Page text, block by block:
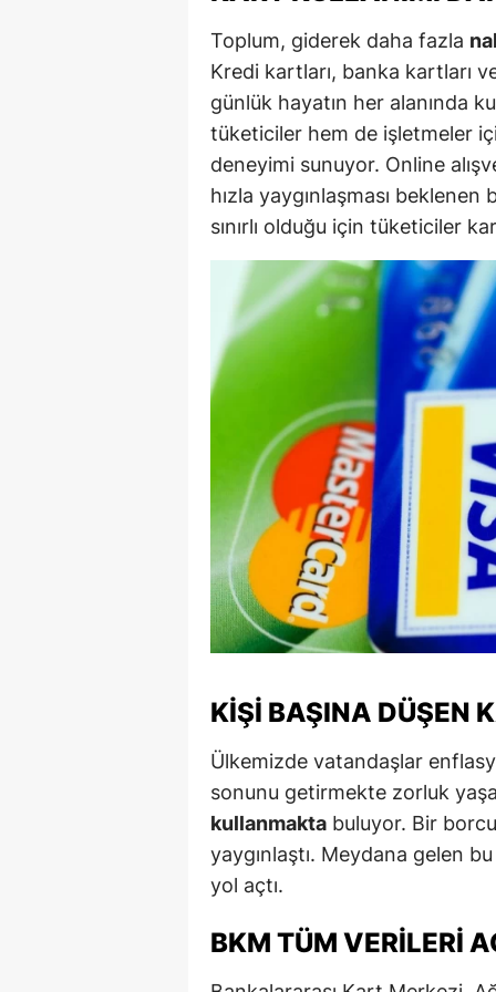
Toplum, giderek daha fazla
Kredi kartları, banka kartları
günlük hayatın her alanında
tüketiciler hem de işletmeler
deneyimi sunuyor. Online
hızla yaygınlaşması
sınırlı olduğu için tüketiciler
KIŞI BAŞINA DÜŞEN
Ülkemizde vatandaşlar
sonunu getirmekte zorluk
kullanmakta buluyor. Bir
yaygınlaştı. Meydana gelen
yol açtı.
BKM TÜM VERILERI